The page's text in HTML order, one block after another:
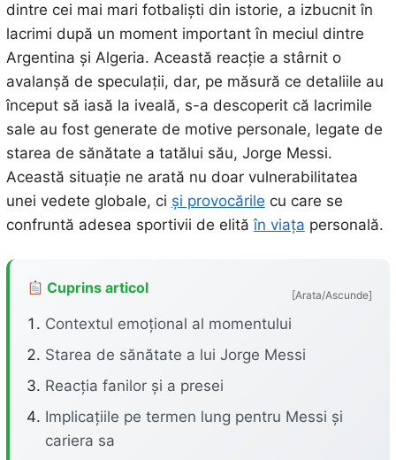
dintre cei mai mari fotbaliști din istorie, a izbucnit în
lacrimi după un moment important în meciul dintre
Argentina și Algeria. Această reacție a stârnit o
avalanșă de speculații, dar, pe măsură ce detaliile au
început să iasă la iveală, s-a descoperit că lacrimile
sale au fost generate de motive personale, legate de
starea de sănătate a tatălui său, Jorge Messi.
Această situație ne arată nu doar vulnerabilitatea
unei vedete globale, ci și provocările cu care se
confruntă adesea sportivii de elităîn viața personală.
Cuprins articol [Arata/Ascunde]
Contextul emoțional al momentului
Starea de sănătate a lui Jorge Messi
Reacția fanilor și a presei
Implicațiile pe termen lung pentru Messi și
cariera sa